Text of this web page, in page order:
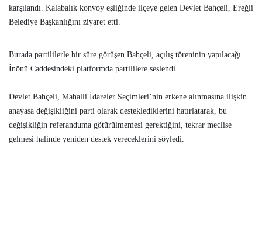
karşılandı. Kalabalık konvoy eşliğinde ilçeye gelen Devlet Bahçeli, Ereğli
Belediye Başkanlığını ziyaret etti.
Burada partililerle bir süre görüşen Bahçeli, açılış töreninin yapılacağı
İnönü Caddesindeki platformda partililere seslendi.
Devlet Bahçeli, Mahalli İdareler Seçimleri’nin erkene alınmasına ilişkin
anayasa değişikliğini parti olarak desteklediklerini hatırlatarak, bu
değişikliğin referanduma götürülmemesi gerektiğini, tekrar meclise
gelmesi halinde yeniden destek vereceklerini söyledi.